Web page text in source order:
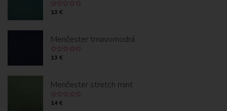
13 €
Menčester tmavomodrá
13 €
Menčester stretch mint
14 €